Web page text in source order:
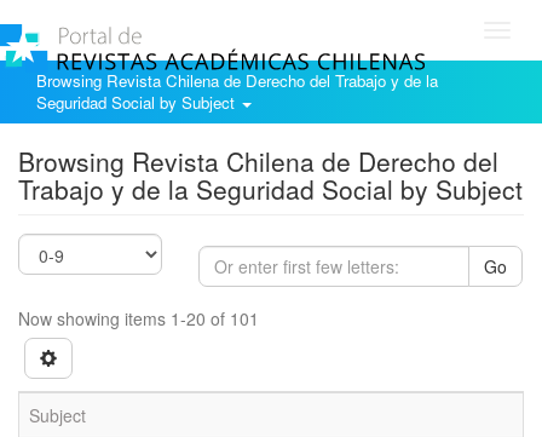
Browsing Revista Chilena de Derecho del Trabajo y de la
Seguridad Social by Subject
Browsing Revista Chilena de Derecho del
Trabajo y de la Seguridad Social by Subject
Go
Now showing items 1-20 of 101
Subject